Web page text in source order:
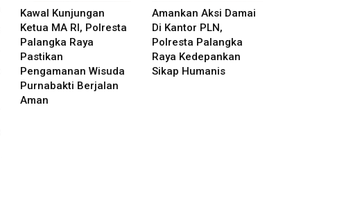
Kawal Kunjungan
Ketua MA RI, Polresta
Palangka Raya
Pastikan
Pengamanan Wisuda
Purnabakti Berjalan
Aman
Amankan Aksi Damai
Di Kantor PLN,
Polresta Palangka
Raya Kedepankan
Sikap Humanis